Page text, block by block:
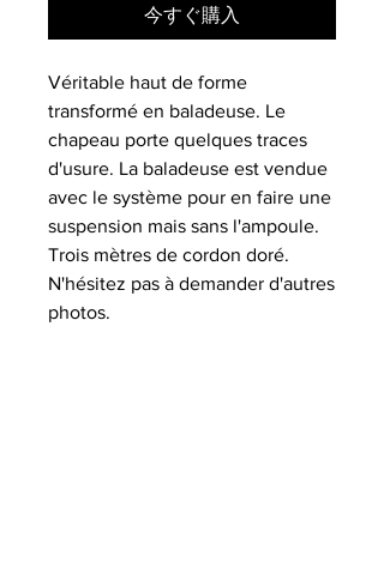
今すぐ購入
Véritable haut de forme
transformé en baladeuse. Le
chapeau porte quelques traces
d'usure. La baladeuse est vendue
avec le système pour en faire une
suspension mais sans l'ampoule.
Trois mètres de cordon doré.
N'hésitez pas à demander d'autres
photos.